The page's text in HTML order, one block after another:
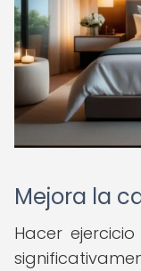
Mejora la
Hacer